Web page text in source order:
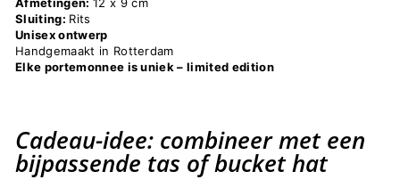
Sluiting: Rits
Unisex ontwerp
Handgemaakt in Rotterdam
Elke portemonnee is uniek – limited edition
Cadeau-idee: combineer met een
bijpassende tas of bucket hat